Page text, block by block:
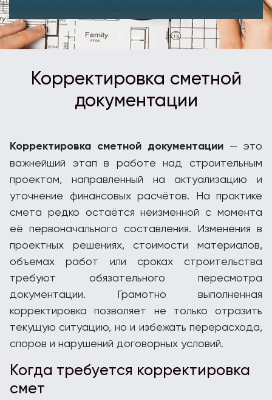
Корректировка сметной
документации
Корректировка сметной документации — это
важнейший этап в работе над строительным
проектом, направленный на актуализацию и
уточнение финансовых расчётов. На практике
смета редко остаётся неизменной с момента
её первоначального составления. Изменения в
проектных решениях, стоимости материалов,
объемах работ или сроках строительства
требуют обязательного пересмотра
документации. Грамотно выполненная
корректировка позволяет не только отразить
текущую ситуацию, но и избежать перерасхода,
споров и нарушений договорных условий.
Когда требуется корректировка
смет